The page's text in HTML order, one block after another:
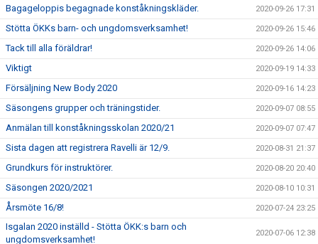
Bagageloppis begagnade konståkningskläder. 2020-09-26 17:31
Stötta ÖKKs barn- och ungdomsverksamhet! 2020-09-26 15:46
Tack till alla föräldrar! 2020-09-26 14:06
Viktigt 2020-09-19 14:33
Försäljning New Body 2020 2020-09-16 14:23
Säsongens grupper och träningstider. 2020-09-07 08:55
Anmälan till konståkningsskolan 2020/21 2020-09-07 07:47
Sista dagen att registrera Ravelli är 12/9. 2020-08-31 21:37
Grundkurs för instruktörer. 2020-08-20 20:40
Säsongen 2020/2021 2020-08-10 10:31
Årsmöte 16/8! 2020-07-24 23:25
Isgalan 2020 inställd - Stötta ÖKK:s barn och
ungdomsverksamhet!
2020-07-06 12:38